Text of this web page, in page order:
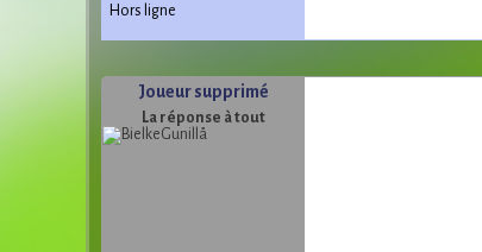
Hors ligne
Joueur supprimé
La réponse à tout